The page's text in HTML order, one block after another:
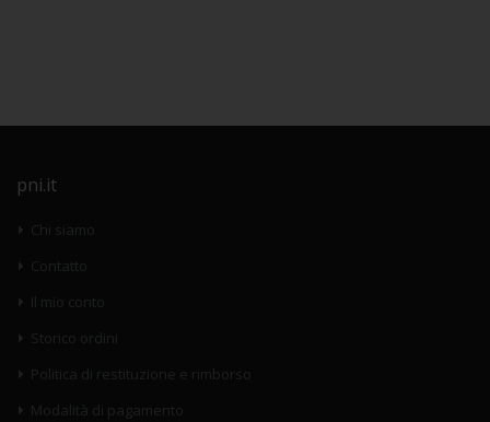
pni.it
Chi siamo
Contatto
Il mio conto
Storico ordini
Politica di restituzione e rimborso
Modalità di pagamento